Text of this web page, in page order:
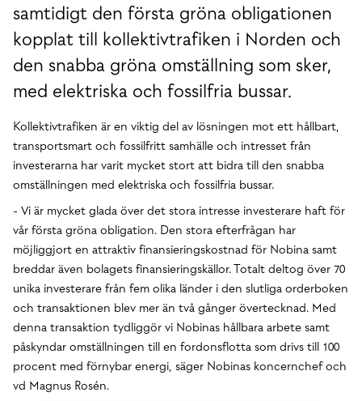
samtidigt den första gröna obligationen
kopplat till kollektivtrafiken i Norden och
den snabba gröna omställning som sker,
med elektriska och fossilfria bussar.
Kollektivtrafiken är en viktig del av lösningen mot ett hållbart,
transportsmart och fossilfritt samhälle och intresset från
investerarna har varit mycket stort att bidra till den snabba
omställningen med elektriska och fossilfria bussar.
- Vi är mycket glada över det stora intresse investerare haft för
vår första gröna obligation. Den stora efterfrågan har
möjliggjort en attraktiv finansieringskostnad för Nobina samt
breddar även bolagets finansieringskällor. Totalt deltog över 70
unika investerare från fem olika länder i den slutliga orderboken
och transaktionen blev mer än två gånger övertecknad. Med
denna transaktion tydliggör vi Nobinas hållbara arbete samt
påskyndar omställningen till en fordonsflotta som drivs till 100
procent med förnybar energi, säger Nobinas koncernchef och
vd Magnus Rosén.